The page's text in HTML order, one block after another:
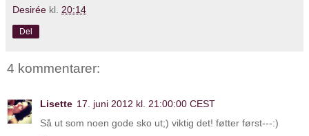
Desirée kl. 20:14
Del
4 kommentarer:
Lisette 17. juni 2012 kl. 21:00:00 CEST
Så ut som noen gode sko ut;) viktig det! føtter først---:)